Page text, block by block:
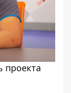
проекта